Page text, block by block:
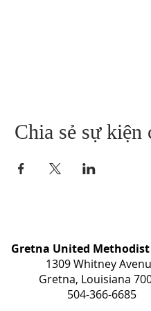
Chia sẻ sự kiện
Gretna United
1309 Whitney
Gretna, Louisiana
504-366-6685